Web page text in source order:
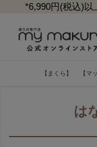
*6,990円(税込)以
【まくら】 【マ
は